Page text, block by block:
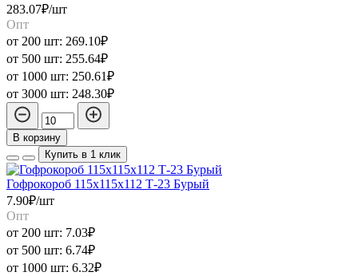
283.07₽/шт
Опт
от 200 шт: 269.10₽
от 500 шт: 255.64₽
от 1000 шт: 250.61₽
от 3000 шт: 248.30₽
В корзину
Купить в 1 клик
Гофрокороб 115х115х112 Т-23 Бурый
7.90₽/шт
Опт
от 200 шт: 7.03₽
от 500 шт: 6.74₽
от 1000 шт: 6.32₽